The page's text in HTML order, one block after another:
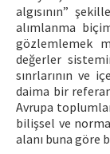
algısının”
alımlanma
gözlemlemek
değerler
sınrlarının ve
daima bir
Avrupa
bilişsel ve
alanı buna göre